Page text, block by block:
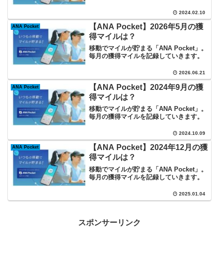
2024.02.10
ANA Pocket
【ANA Pocket】2026年5月の獲
得マイルは？
移動でマイルが貯まる「ANA Pocket」。
毎月の獲得マイルを記録していきます。
2026.06.21
ANA Pocket
【ANA Pocket】2024年9月の獲
得マイルは？
移動でマイルが貯まる「ANA Pocket」。
毎月の獲得マイルを記録していきます。
2024.10.09
ANA Pocket
【ANA Pocket】2024年12月の獲
得マイルは？
移動でマイルが貯まる「ANA Pocket」。
毎月の獲得マイルを記録していきます。
2025.01.04
スポンサーリンク